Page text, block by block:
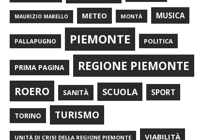
MAURIZIO MARELLO METEO MONTÀ MUSICA
PALLAPUGNO PIEMONTE POLITICA
PRIMA PAGINA REGIONE PIEMONTE
ROERO SANITÀ SCUOLA SPORT
TORINO TURISMO
UNITÀ DI CRISI DELLA REGIONE PIEMONTE VIABILITÀ